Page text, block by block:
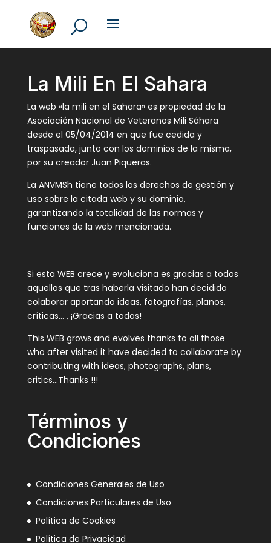
La Mili En El Sahara
La web «la mili en el Sahara» es propiedad de la
Asociación Nacional de Veteranos Mili Sáhara
desde el 05/04/2014 en que fue cedida y
traspasada, junto con los dominios de la misma,
por su creador Juan Piqueras.
La ANVMSh tiene todos los derechos de gestión y
uso sobre la citada web y su dominio,
garantizando la totalidad de las normas y
funciones de la web mencionada.
Si esta WEB crece y evoluciona es gracias a todos
aquellos que tras haberla visitado han decidido
colaborar aportando ideas, fotografías, planos,
críticas… , ¡Gracias a todos!
This WEB grows and evolves thanks to all those
who after visited it have decided to collaborate by
contributing with ideas, photographs, plans,
critics…Thanks !!!
Términos y
Condiciones
Condiciones Generales de Uso
Condiciones Particulares de Uso
Política de Cookies
Política de Privacidad